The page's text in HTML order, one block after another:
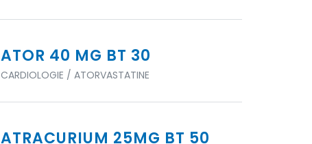
ATOR 40 MG BT 30
CARDIOLOGIE / ATORVASTATINE
ATRACURIUM 25MG BT 50